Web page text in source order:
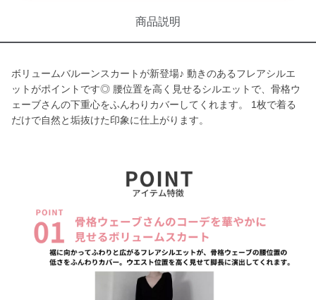
商品説明
ボリュームバルーンスカートが新登場♪ 動きのあるフレアシルエ
ットがポイントです◎ 腰位置を高く見せるシルエットで、骨格ウ
ェーブさんの下重心をふんわりカバーしてくれます。 1枚で着る
だけで自然と垢抜けた印象に仕上がります。